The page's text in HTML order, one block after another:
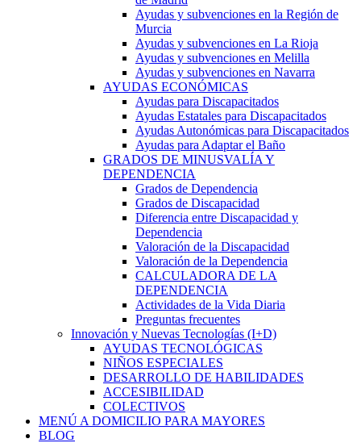
Ayudas y subvenciones en la Región de
Murcia
Ayudas y subvenciones en La Rioja
Ayudas y subvenciones en Melilla
Ayudas y subvenciones en Navarra
AYUDAS ECONÓMICAS
Ayudas para Discapacitados
Ayudas Estatales para Discapacitados
Ayudas Autonómicas para Discapacitados
Ayudas para Adaptar el Baño
GRADOS DE MINUSVALÍA Y
DEPENDENCIA
Grados de Dependencia
Grados de Discapacidad
Diferencia entre Discapacidad y
Dependencia
Valoración de la Discapacidad
Valoración de la Dependencia
CALCULADORA DE LA
DEPENDENCIA
Actividades de la Vida Diaria
Preguntas frecuentes
Innovación y Nuevas Tecnologías (I+D)
AYUDAS TECNOLÓGICAS
NIÑOS ESPECIALES
DESARROLLO DE HABILIDADES
ACCESIBILIDAD
COLECTIVOS
MENÚ A DOMICILIO PARA MAYORES
BLOG